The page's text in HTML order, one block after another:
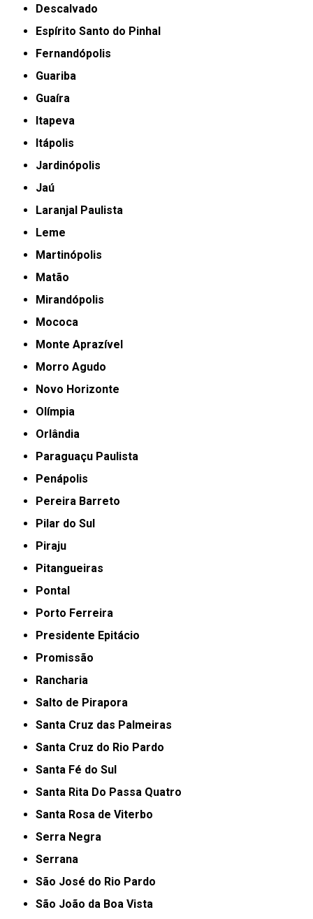
Descalvado
Espírito Santo do Pinhal
Fernandópolis
Guariba
Guaíra
Itapeva
Itápolis
Jardinópolis
Jaú
Laranjal Paulista
Leme
Martinópolis
Matão
Mirandópolis
Mococa
Monte Aprazível
Morro Agudo
Novo Horizonte
Olímpia
Orlândia
Paraguaçu Paulista
Penápolis
Pereira Barreto
Pilar do Sul
Piraju
Pitangueiras
Pontal
Porto Ferreira
Presidente Epitácio
Promissão
Rancharia
Salto de Pirapora
Santa Cruz das Palmeiras
Santa Cruz do Rio Pardo
Santa Fé do Sul
Santa Rita Do Passa Quatro
Santa Rosa de Viterbo
Serra Negra
Serrana
São José do Rio Pardo
São João da Boa Vista